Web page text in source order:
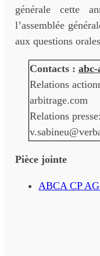
générale cette
l’assemblée
aux questions
Contacts :
Relations
arbitrage.com
Relations
Pièce jointe
ABCA CP AG